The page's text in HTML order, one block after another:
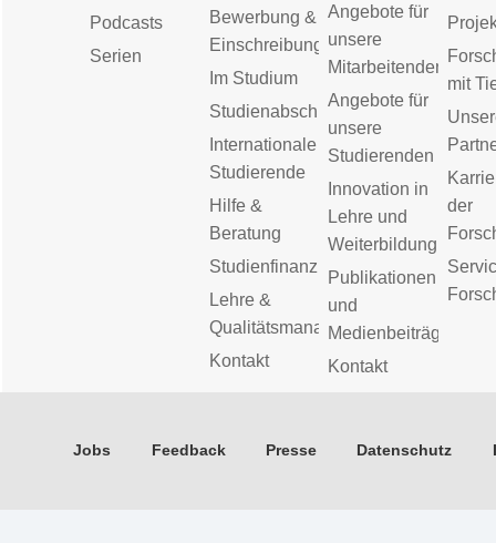
Podcasts
Serien
Bewerbung &
Einschreibung
Im Studium
Studienabschluss
Internationale
Studierende
Hilfe &
Beratung
Studienfinanzierung
Lehre &
Qualitätsmanagement
Kontakt
Angebote für
unsere
Mitarbeitenden
Angebote für
unsere
Studierenden
Innovation in
Lehre und
Weiterbildung
Publikationen
und
Medienbeiträge
Kontakt
mit
der
Jobs Feedback Presse Datenschutz